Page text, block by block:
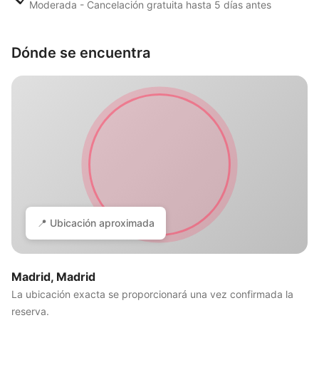
Moderada - Cancelación gratuita hasta 5 días antes
Dónde se encuentra
📍 Ubicación aproximada
Madrid, Madrid
La ubicación exacta se proporcionará una vez confirmada la
reserva.